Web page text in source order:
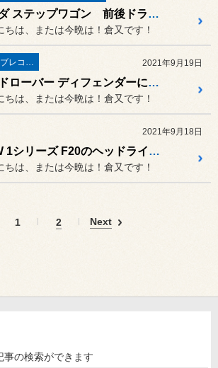
ホンダ ステップワゴン 前後ドライブレコーダー取付！ トヨタ 86GRスポーツ 足回り交換！！スズキ ジムニー バンパー交換！！！
ちは、または今晩は！倉又です！
ドライブレコーダー・レーダー 2021年9月19日
ランドローバー ディフェンダーに前後ドライブレコーダー＆リヤスポイラー取付！週末フル稼働！！
ちは、または今晩は！倉又です！
2021年9月18日
BMW 1シリーズ F20のヘッドライト水漏れ防止！
ちは、または今晩は！倉又です！
1 2 Next
の検索ができます